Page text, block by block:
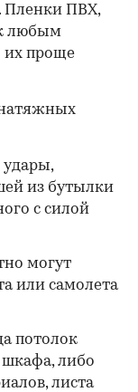
Пленки ПВХ,
любым
их проще
из бутылки
с силой
могут
или самолета
потолок
либо
листа